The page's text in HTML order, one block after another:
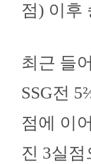
점) 이후
최근 들
SSG전
점에 이
진 3실